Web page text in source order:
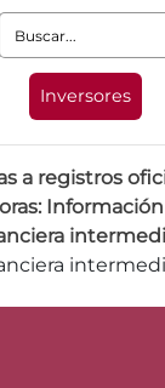
Buscar:
Inversores
a registros